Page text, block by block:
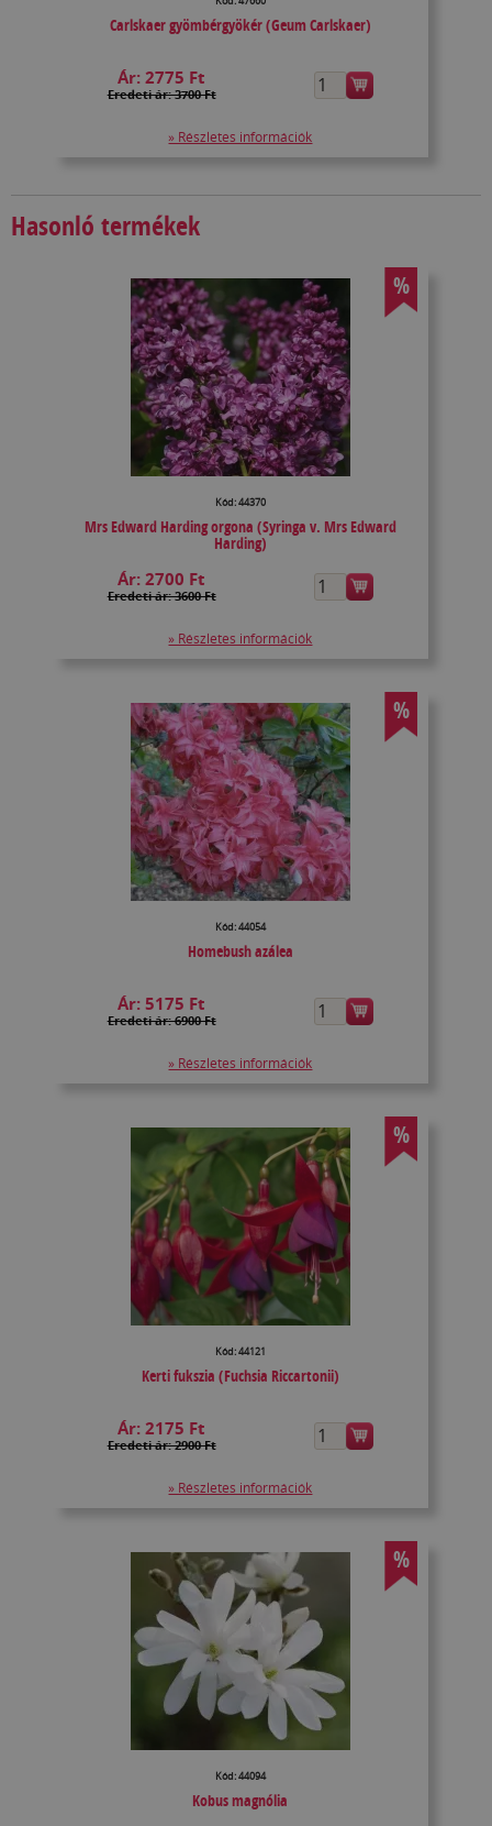
Carlskaer gyömbérgyökér (Geum Carlskaer)
Ár:2775 Ft
Eredeti ár: 3700 Ft
» Részletes információk
Hasonló termékek
%
Kód: 44370
Mrs Edward Harding orgona (Syringa v. Mrs Edward
Harding)
Ár:2700 Ft
Eredeti ár: 3600 Ft
» Részletes információk
%
Kód: 44054
Homebush azálea
Ár:5175 Ft
Eredeti ár: 6900 Ft
» Részletes információk
%
Kód: 44121
Kerti fukszia (Fuchsia Riccartonii)
Ár:2175 Ft
Eredeti ár: 2900 Ft
» Részletes információk
%
Kód: 44094
Kobus magnólia